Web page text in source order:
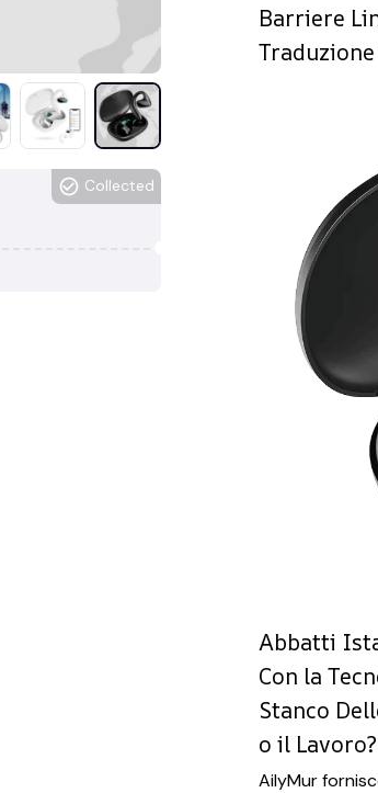
Collected
Barriere
Abbatti
Con la
Stanco
o il Lavoro?
AilyMur